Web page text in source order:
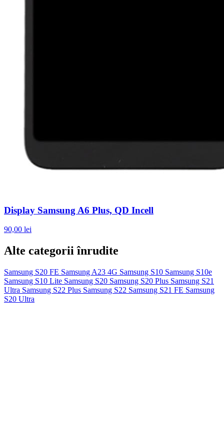
Display Samsung A6 Plus, QD Incell
90,00 lei
Alte categorii înrudite
Samsung S20 FE Samsung A23 4G Samsung S10 Samsung S10e
Samsung S10 Lite Samsung S20 Samsung S20 Plus Samsung S21
Ultra Samsung S22 Plus Samsung S22 Samsung S21 FE Samsung
S20 Ultra